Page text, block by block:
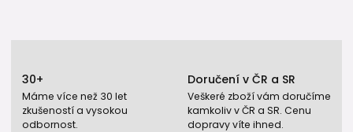
30+
Máme více než 30 let
zkušeností a vysokou
odbornost.
Doručení v ČR a SR
Veškeré zboží vám doručíme
kamkoliv v ČR a SR. Cenu
dopravy víte ihned.